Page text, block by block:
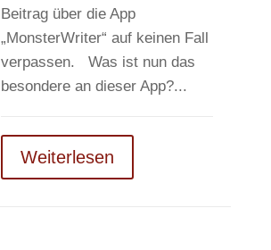
Beitrag über die App
„MonsterWriter“ auf keinen Fall
verpassen. Was ist nun das
besondere an dieser App?...
Weiterlesen